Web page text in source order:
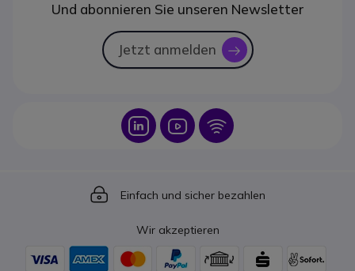
Und abonnieren Sie unseren Newsletter
Jetzt anmelden icon
Icon Icon Icon
Icon
Einfach und sicher bezahlen
Wir akzeptieren